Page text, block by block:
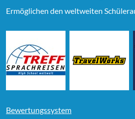
Ermöglichen den weltweiten
Bewertungssystem